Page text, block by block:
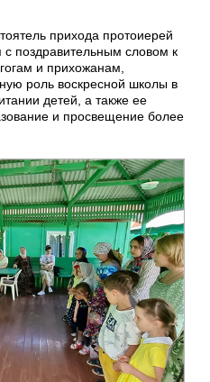
прихода протоиерей
поздравительным словом к
и прихожанам,
роль воскресной школы в
детей, а также ее
и просвещение более